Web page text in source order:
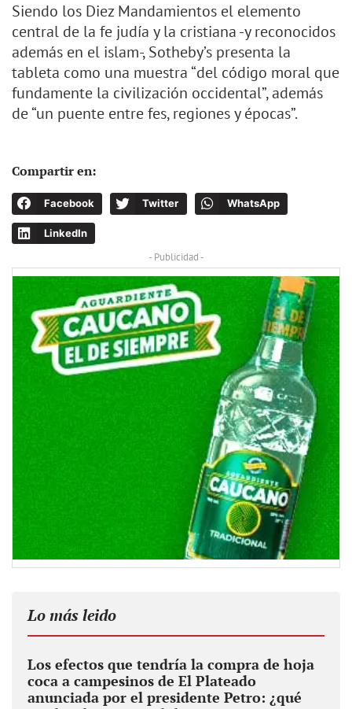
Siendo los Diez Mandamientos el elemento
central de la fe judía y la cristiana -y reconocidos
además en el islam-, Sotheby’s presenta la
tableta como una muestra “del código moral que
fundamente la civilización occidental”, además
de “un puente entre fes, regiones y épocas”.
Compartir en:
Facebook Twitter WhatsApp
LinkedIn
- Publicidad -
Lo más leido
Los efectos que tendría la compra de hoja
coca a campesinos de El Plateado
anunciada por el presidente Petro: ¿qué